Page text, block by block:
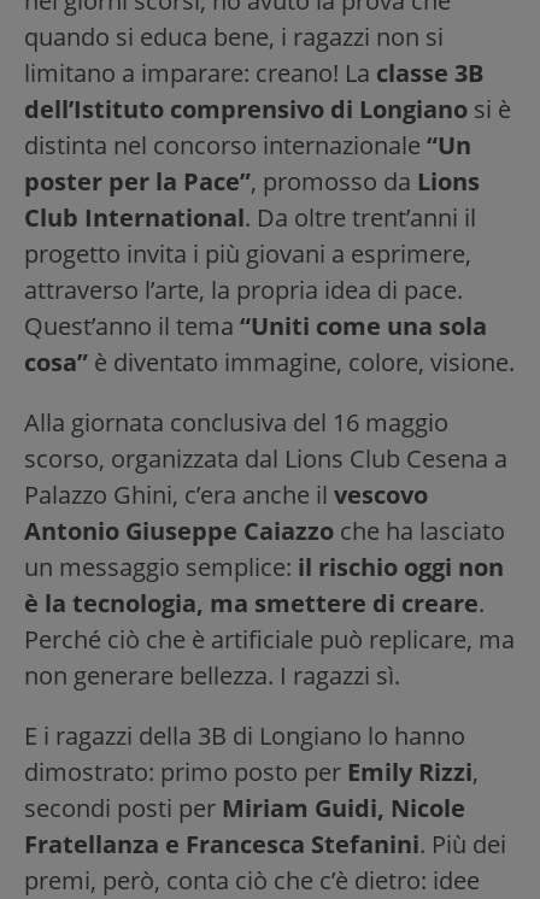
quando si educa bene, i ragazzi non si
limitano a imparare: creano! La classe 3B
dell’Istituto comprensivo di Longiano si è
distinta nel concorso internazionale “Un
poster per la Pace”, promosso da Lions
Club International. Da oltre trent’anni il
progetto invita i più giovani a esprimere,
attraverso l’arte, la propria idea di pace.
Quest’anno il tema “Uniti come una sola
cosa” è diventato immagine, colore, visione.
Alla giornata conclusiva del 16 maggio
scorso, organizzata dal Lions Club Cesena a
Palazzo Ghini, c’era anche il vescovo
Antonio Giuseppe Caiazzo che ha lasciato
un messaggio semplice: il rischio oggi non
è la tecnologia, ma smettere di creare.
Perché ciò che è artificiale può replicare, ma
non generare bellezza. I ragazzi sì.
E i ragazzi della 3B di Longiano lo hanno
dimostrato: primo posto per Emily Rizzi,
secondi posti per Miriam Guidi, Nicole
Fratellanza e Francesca Stefanini. Più dei
premi, però, conta ciò che c’è dietro: idee